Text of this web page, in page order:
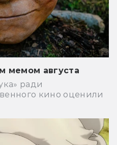
мемом августа
ради
кино оценили